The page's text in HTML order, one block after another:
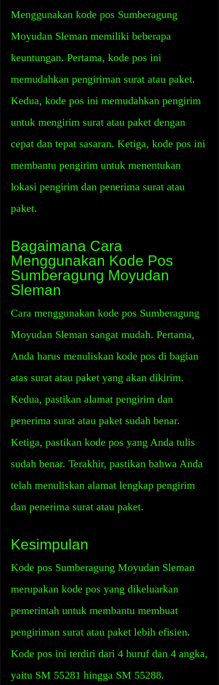
Menggunakan kode pos Sumberagung
Moyudan Sleman memiliki beberapa
keuntungan. Pertama, kode pos ini
memudahkan pengiriman surat atau paket.
Kedua, kode pos ini memudahkan pengirim
untuk mengirim surat atau paket dengan
cepat dan tepat sasaran. Ketiga, kode pos ini
membantu pengirim untuk menentukan
lokasi pengirim dan penerima surat atau
paket.
Bagaimana Cara
Menggunakan Kode Pos
Sumberagung Moyudan
Sleman
Cara menggunakan kode pos Sumberagung
Moyudan Sleman sangat mudah. Pertama,
Anda harus menuliskan kode pos di bagian
atas surat atau paket yang akan dikirim.
Kedua, pastikan alamat pengirim dan
penerima surat atau paket sudah benar.
Ketiga, pastikan kode pos yang Anda tulis
sudah benar. Terakhir, pastikan bahwa Anda
telah menuliskan alamat lengkap pengirim
dan penerima surat atau paket.
Kesimpulan
Kode pos Sumberagung Moyudan Sleman
merupakan kode pos yang dikeluarkan
pemerintah untuk membantu membuat
pengiriman surat atau paket lebih efisien.
Kode pos ini terdiri dari 4 huruf dan 4 angka,
yaitu SM 55281 hingga SM 55288.